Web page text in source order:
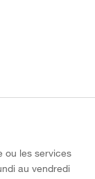
ou les services
au vendredi